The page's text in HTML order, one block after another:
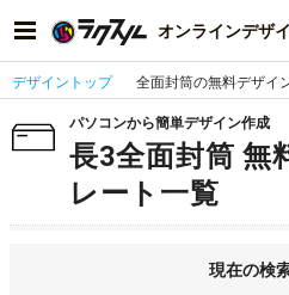
オンラインデザ
デザイントップ 全面封筒の無料デザイ
パソコンから簡単デザイン作成
長3全面封筒 無
レート一覧
現在の検